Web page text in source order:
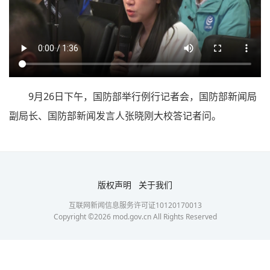
9月26日下午，国防部举行例行记者会，国防部新闻局
副局长、国防部新闻发言人张晓刚大校答记者问。
版权声明 关于我们
互联网新闻信息服务许可证10120170013
Copyright ©2026mod.gov.cn All Rights Reserved